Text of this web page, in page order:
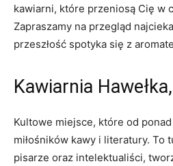
kawiarni, które przeniosą⁤ Cię⁣ w
Zapraszamy na ⁤przegląd
przeszłość spotyka się z
Kawiarnia
Kultowe miejsce, które od
miłośników kawy i literatury. To
pisarze oraz intelektualiści,